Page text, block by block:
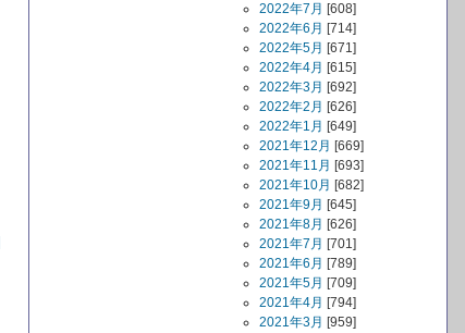
2022年7月 [608]
2022年6月 [714]
2022年5月 [671]
2022年4月 [615]
2022年3月 [692]
2022年2月 [626]
2022年1月 [649]
2021年12月 [669]
2021年11月 [693]
2021年10月 [682]
2021年9月 [645]
2021年8月 [626]
2021年7月 [701]
2021年6月 [789]
2021年5月 [709]
2021年4月 [794]
2021年3月 [959]